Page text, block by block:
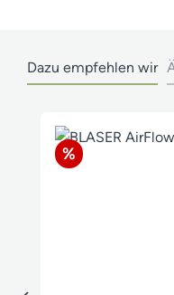
Dazu empfehlen wir
Produktgalerie
Rabatt
%